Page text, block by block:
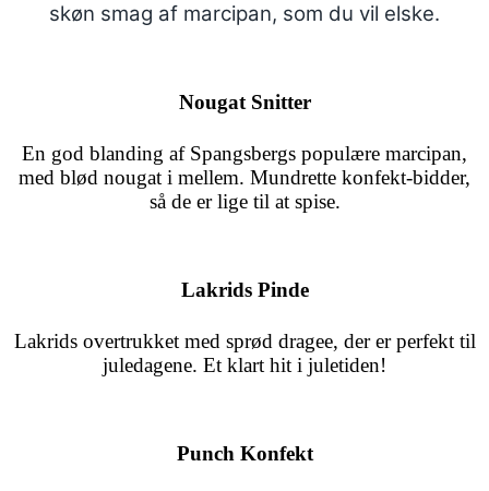
skøn smag af marcipan, som du vil elske.
Nougat Snitter
En god blanding af Spangsbergs populære marcipan,
med blød nougat i mellem. Mundrette konfekt-bidder,
så de er lige til at spise.
Lakrids Pinde
Lakrids overtrukket med sprød dragee, der er perfekt til
juledagene. Et klart hit i juletiden!
Punch Konfekt